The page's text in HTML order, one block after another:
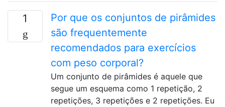
1
Por que os conjuntos de pirâmides
são frequentemente
recomendados para exercícios
com peso corporal?
Um conjunto de pirâmides é aquele que
segue um esquema como 1 repetição, 2
repetições, 3 repetições e 2 repetições. Eu